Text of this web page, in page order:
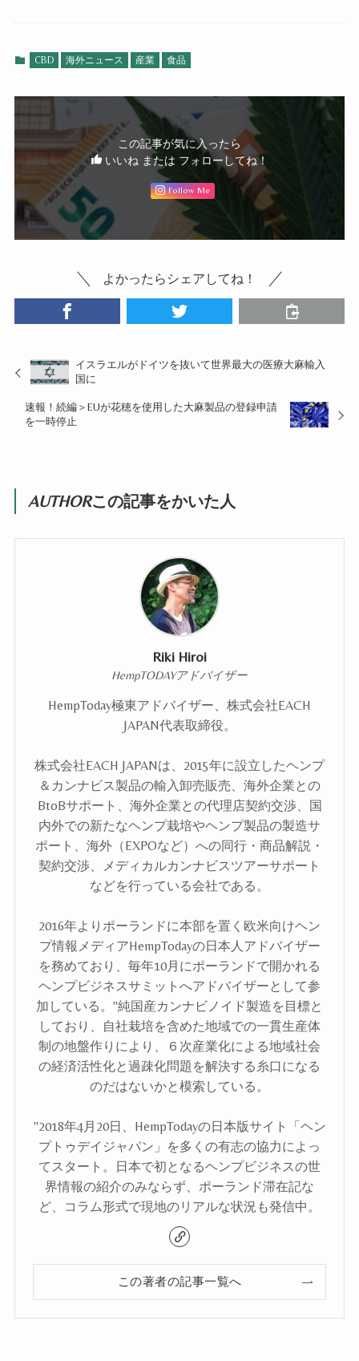
CBD 海外ニュース 産業 食品
この記事が気に入ったら
いいね または フォローしてね！
Follow Me
よかったらシェアしてね！
イスラエルがドイツを抜いて世界最大の医療大麻輸入
国に
速報！続編＞EUが花穂を使用した大麻製品の登録申請
を一時停止
AUTHORこの記事をかいた人
Riki Hiroi
HempTODAYアドバイザー
HempToday極東アドバイザー、株式会社EACH
JAPAN代表取締役。
株式会社EACH JAPANは、2015年に設立したヘンプ
＆カンナビス製品の輸入卸売販売、海外企業との
BtoBサポート、海外企業との代理店契約交渉、国
内外での新たなヘンプ栽培やヘンプ製品の製造サ
ポート、海外（EXPOなど）への同行・商品解説・
契約交渉、メディカルカンナビスツアーサポート
などを行っている会社である。
2016年よりポーランドに本部を置く欧米向けヘン
プ情報メディアHempTodayの日本人アドバイザー
を務めており、毎年10月にポーランドで開かれる
ヘンプビジネスサミットへアドバイザーとして参
加している。"純国産カンナビノイド製造を目標と
しており、自社栽培を含めた地域での一貫生産体
制の地盤作りにより、６次産業化による地域社会
の経済活性化と過疎化問題を解決する糸口になる
のだはないかと模索している。
"2018年4月20日、HempTodayの日本版サイト「ヘン
プトゥデイジャパン」を多くの有志の協力によっ
てスタート。日本で初となるヘンプビジネスの世
界情報の紹介のみならず、ポーランド滞在記な
ど、コラム形式で現地のリアルな状況も発信中。
この著者の記事一覧へ